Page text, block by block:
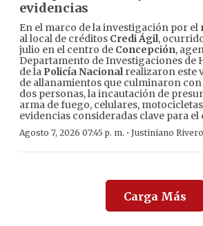
evidencias
En el marco de la investigación por el
al local de créditos Credi Ágil,
julio en el centro de Concepción,
Departamento de Investigaciones de
de la Policía Nacionalrealizaron este
de allanamientos que culminaron
dos personas, la incautación de
arma de fuego, celulares,
evidencias consideradas clave para el
Agosto 7, 2026 07:45 p. m. · Justiniano
Carga Más